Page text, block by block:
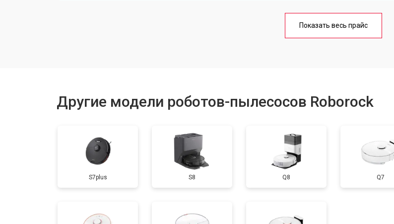
от 50 мин
Показать весь прайс
Другие модели роботов-пылесосов Roborock
S7plus S8 Q8 Q7